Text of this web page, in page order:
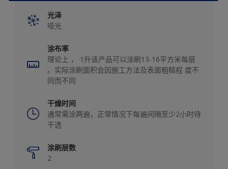
光泽
哑光
涂布率
理论上 ， 1升该产品可以涂刷13-16平方米每层
。实际涂刷面积会因施工方法及表面粗糙程 度不
同而不同
干燥时间
通常需涂两遍，正常情况下每遍间隔至少2小时待
干透
涂刷层数
2